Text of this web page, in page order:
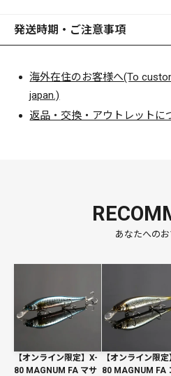
発送時期・ご注意事項
海外在住のお客様へ(To
japan.)
返品・交換・アウトレットに
あなたへの
【オンライン限定】X-
80 MAGNUM FA マサ
【オンライン限定
80 MAGNUM FA